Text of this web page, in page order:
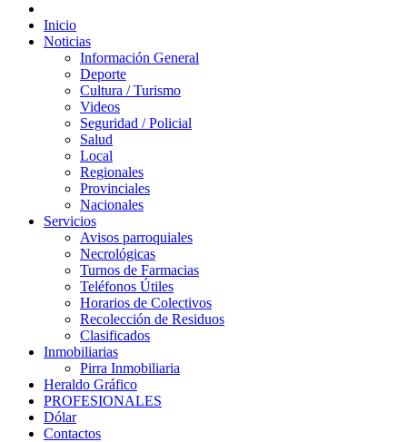
Diario de Las Varillas
Inicio
Noticias
Información General
Deporte
Cultura / Turismo
Videos
Seguridad / Policial
Salud
Local
Regionales
Provinciales
Nacionales
Servicios
Avisos parroquiales
Necrológicas
Turnos de Farmacias
Teléfonos Útiles
Horarios de Colectivos
Recolección de Residuos
Clasificados
Inmobiliarias
Pirra Inmobiliaria
Heraldo Gráfico
PROFESIONALES
Dólar
Contactos